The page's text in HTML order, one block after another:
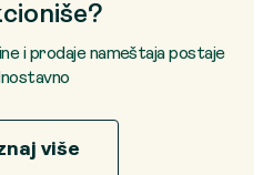
i prodaje nameštaja postaje
više